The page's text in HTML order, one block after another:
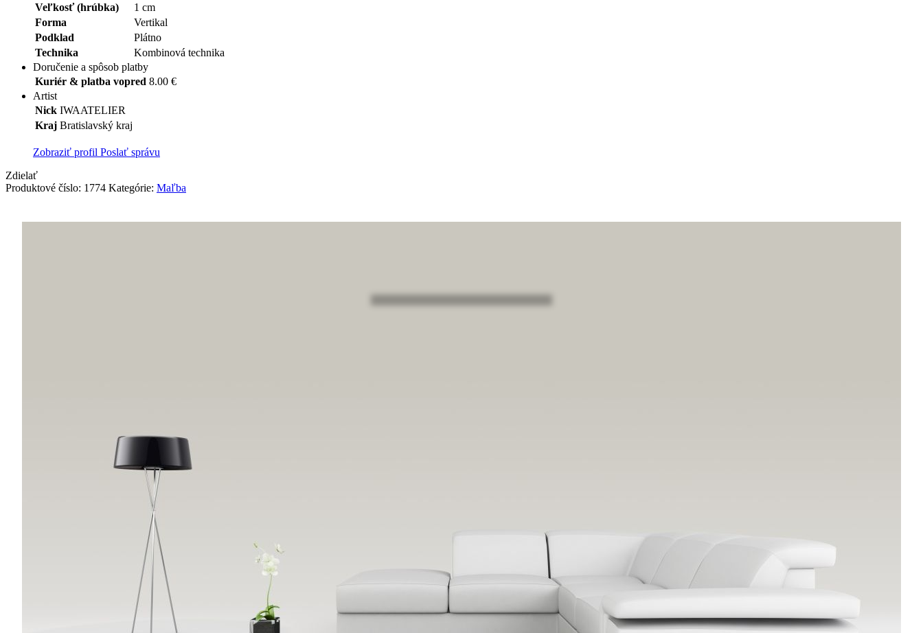
Veľkosť (hrúbka)
1 cm
Forma
Vertikal
Podklad
Plátno
Technika
Kombinová technika
Doručenie a spôsob platby
Kuriér & platba vopred 8.00 €
Artist
Nick IWAATELIER
Kraj Bratislavský kraj
Zobraziť profil Poslať správu
Zdielať
Produktové číslo: 1774 Kategórie: Maľba